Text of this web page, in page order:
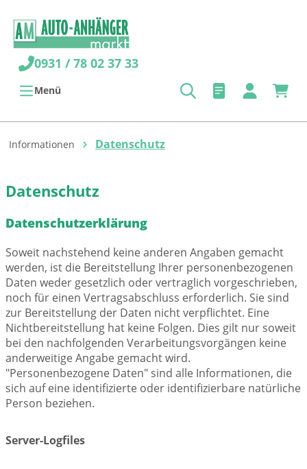
0931 / 78 02 37 33
Menü
Informationen Datenschutz
Datenschutz
Datenschutzerklärung
Soweit nachstehend keine anderen Angaben gemacht
werden, ist die Bereitstellung Ihrer personenbezogenen
Daten weder gesetzlich oder vertraglich vorgeschrieben,
noch für einen Vertragsabschluss erforderlich. Sie sind
zur Bereitstellung der Daten nicht verpflichtet. Eine
Nichtbereitstellung hat keine Folgen. Dies gilt nur soweit
bei den nachfolgenden Verarbeitungsvorgängen keine
anderweitige Angabe gemacht wird.
"Personenbezogene Daten" sind alle Informationen, die
sich auf eine identifizierte oder identifizierbare natürliche
Person beziehen.
Server-Logfiles